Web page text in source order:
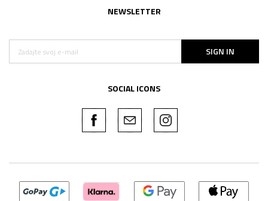
NEWSLETTER
SIGN IN
SOCIAL ICONS